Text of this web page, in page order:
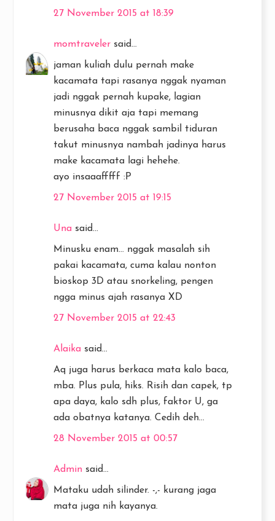
27 November 2015 at 18:39
momtraveler said...
jaman kuliah dulu pernah make
kacamata tapi rasanya nggak nyaman
jadi nggak pernah kupake, lagian
minusnya dikit aja tapi memang
berusaha baca nggak sambil tiduran
takut minusnya nambah jadinya harus
make kacamata lagi hehehe.
ayo insaaafffff :P
27 November 2015 at 19:15
Una said...
Minusku enam... nggak masalah sih
pakai kacamata, cuma kalau nonton
bioskop 3D atau snorkeling, pengen
ngga minus ajah rasanya XD
27 November 2015 at 22:43
Alaika said...
Aq juga harus berkaca mata kalo baca,
mba. Plus pula, hiks. Risih dan capek, tp
apa daya, kalo sdh plus, faktor U, ga
ada obatnya katanya. Cedih deh...
28 November 2015 at 00:57
Admin said...
Mataku udah silinder. -,- kurang jaga
mata juga nih kayanya.